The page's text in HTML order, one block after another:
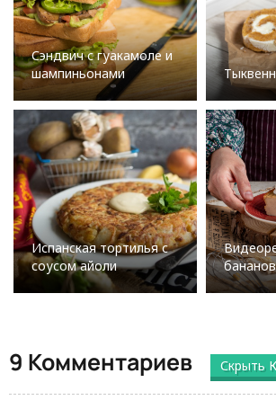
Сэндвич с гуакамоле и
шампиньонами
Испанская тортилья с
соусом айоли
9 Комментариев Скрыть